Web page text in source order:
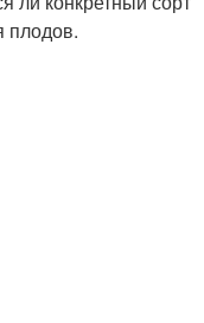
плодов.